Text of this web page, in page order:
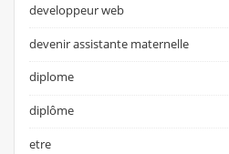
developpeur web
devenir assistante maternelle
diplome
diplôme
etre